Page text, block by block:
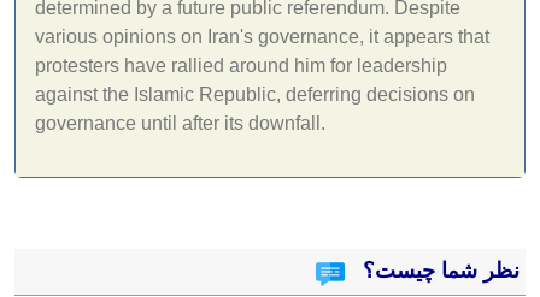
determined by a future public referendum. Despite
various opinions on Iran's governance, it appears that
protesters have rallied around him for leadership
against the Islamic Republic, deferring decisions on
governance until after its downfall.
نظر شما چیست؟